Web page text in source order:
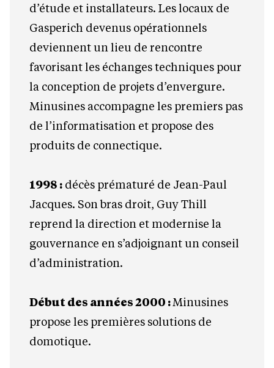
d’étude et installateurs. Les locaux de
Gasperich devenus opérationnels
deviennent un lieu de rencontre
favorisant les échanges techniques pour
la conception de projets d’envergure.
Minusines accompagne les premiers pas
de l’informatisation et propose des
produits de connectique.
1998 : décès prématuré de Jean-Paul
Jacques. Son bras droit, Guy Thill
reprend la direction et modernise la
gouvernance en s’adjoignant un conseil
d’administration.
Début des années 2000 :Minusines
propose les premières solutions de
domotique.